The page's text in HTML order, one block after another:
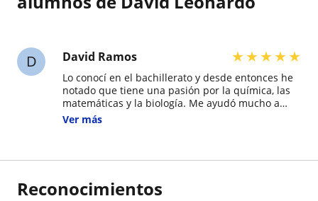
D David Ramos ★★★★★
Lo conocí en el bachillerato y desde entonces he
notado que tiene una pasión por la química, las
matemáticas y la biología. Me ayudó mucho a
comprender temas de la escuela secundaria y,
del tradicional.
Ver más
Reconocimientos